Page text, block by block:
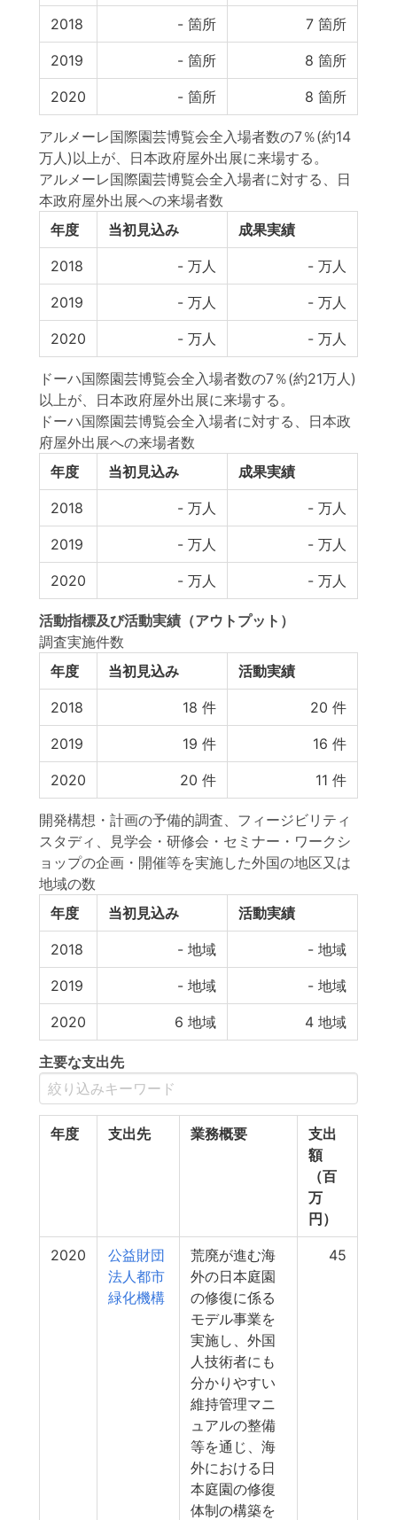
2018 - 箇所 7 箇所
2019 - 箇所 8 箇所
2020 - 箇所 8 箇所
アルメーレ国際園芸博覧会全入場者数の7％(約14
万人)以上が、日本政府屋外出展に来場する。
アルメーレ国際園芸博覧会全入場者に対する、日
本政府屋外出展への来場者数
年度
当初見込み 成果実績
2018 - 万人 - 万人
2019 - 万人 - 万人
2020 - 万人 - 万人
ドーハ国際園芸博覧会全入場者数の7％(約21万人)
以上が、日本政府屋外出展に来場する。
ドーハ国際園芸博覧会全入場者に対する、日本政
府屋外出展への来場者数
年度
当初見込み 成果実績
2018 - 万人 - 万人
2019 - 万人 - 万人
2020 - 万人 - 万人
活動指標及び活動実績 （アウトプット）
調査実施件数
年度
当初見込み 活動実績
2018 18 件 20 件
2019 19 件 16 件
2020 20 件 11 件
開発構想・計画の予備的調査、フィージビリティ
スタディ、見学会・研修会・セミナー・ワークシ
ョップの企画・開催等を実施した外国の地区又は
地域の数
年度
当初見込み 活動実績
2018 - 地域 - 地域
2019 - 地域 - 地域
2020 6 地域 4 地域
主要な支出先
年度 支出先 業務概要
支出
額
（百
万
円）
2020
公益財団
法人都市
緑化機構
荒廃が進む海
外の日本庭園
の修復に係る
モデル事業を
実施し、外国
人技術者にも
分かりやすい
維持管理マニ
ュアルの整備
等を通じ、海
外における日
本庭園の修復
体制の構築を
45